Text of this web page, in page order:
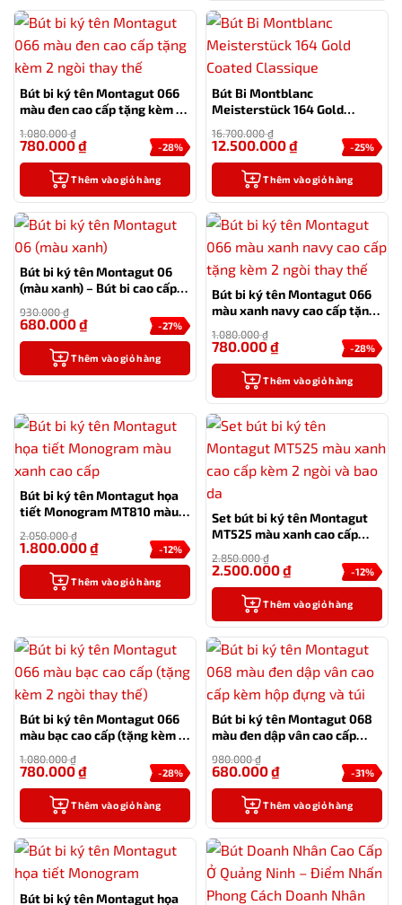
Bút bi ký tên Montagut 066
màu đen cao cấp tặng kèm 2
1.080.000₫
-28%
780.000₫
Thêm vào giỏ hàng
Bút Bi Montblanc
Meisterstück 164 Gold
16.700.000₫
-25%
12.500.000₫
Thêm vào giỏ hàng
Bút bi ký tên Montagut 06
(màu xanh) – Bút bi cao cấp
930.000₫
-27%
680.000₫
Thêm vào giỏ hàng
Bút bi ký tên Montagut 066
màu xanh navy cao cấp tặng
1.080.000₫
-28%
780.000₫
Thêm vào giỏ hàng
Bút bi ký tên Montagut họa
tiết Monogram MT810 màu
2.050.000₫
-12%
1.800.000₫
Thêm vào giỏ hàng
Set bút bi ký tên Montagut
MT525 màu xanh cao cấp
2.850.000₫
-12%
2.500.000₫
Thêm vào giỏ hàng
Bút bi ký tên Montagut 066
màu bạc cao cấp (tặng kèm 2
ngòi thay thế)
1.080.000₫
-28%
780.000₫
Thêm vào giỏ hàng
Bút bi ký tên Montagut 068
màu đen dập vân cao cấp
kèm hộp đựng và túi
980.000₫
-31%
680.000₫
Thêm vào giỏ hàng
Bút bi ký tên Montagut họa